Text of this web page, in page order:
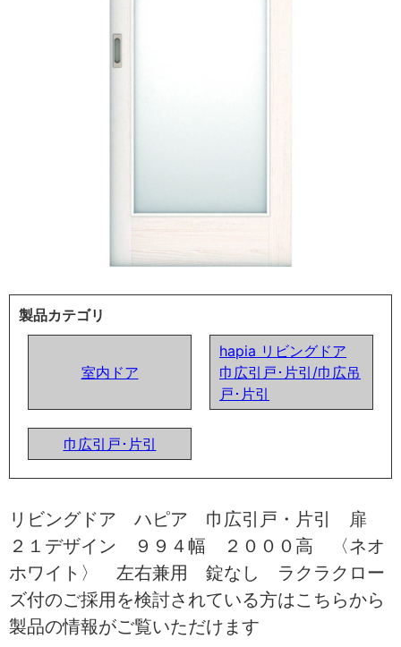
製品カテゴリ
室内ドア
hapia リビングドア
巾広引戸･片引/巾広吊
戸･片引
巾広引戸･片引
リビングドア ハピア 巾広引戸・片引 扉
２１デザイン ９９４幅 ２０００高 〈ネオ
ホワイト〉 左右兼用 錠なし ラクラクロー
ズ付のご採用を検討されている方はこちらから
製品の情報がご覧いただけます